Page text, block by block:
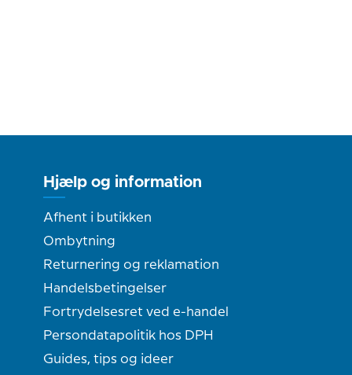
Hjælp og information
Afhent i butikken
Ombytning
Returnering og reklamation
Handelsbetingelser
Fortrydelsesret ved e-handel
Persondatapolitik hos DPH
Guides, tips og ideer